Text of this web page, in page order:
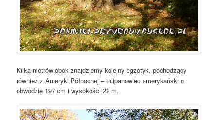
Kilka metrów obok znajdziemy kolejny egzotyk, pochodzący
również z Ameryki Północnej – tulipanowiec amerykański o
obwodzie 197 cm i wysokości 22 m.